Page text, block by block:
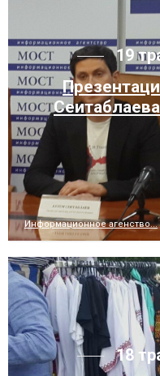
19
Информационное агенство...
18